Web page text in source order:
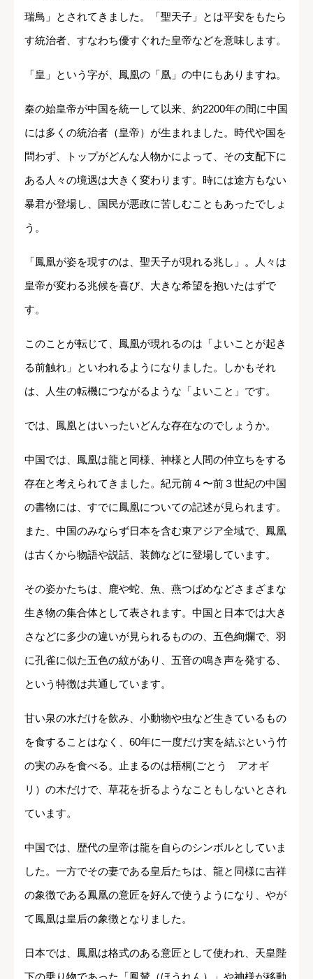
瑞鳥」とされてきました。「聖天子」とは平安をもたら
す統治者、すなわち優すぐれた皇帝などを意味します。
「皇」という字が、鳳凰の「凰」の中にもありますね。
秦の始皇帝が中国を統一して以来、約2200年の間に中国
には多くの統治者（皇帝）が生まれました。時代や国を
問わず、トップがどんな人物かによって、その支配下に
ある人々の境遇は大きく変わります。時には途方もない
暴君が登場し、国民が悪政に苦しむこともあったでしょ
う。
「鳳凰が姿を現すのは、聖天子が現れる兆し」。人々は
皇帝が変わる兆候を喜び、大きな希望を抱いたはずで
す。
このことが転じて、鳳凰が現れるのは「よいことが起き
る前触れ」といわれるようになりました。しかもそれ
は、人生の転機につながるような「よいこと」です。
では、鳳凰とはいったいどんな存在なのでしょうか。
中国では、鳳凰は龍と同様、神様と人間の仲立ちをする
存在と考えられてきました。紀元前４〜前３世紀の中国
の書物には、すでに鳳凰についての記述が見られます。
また、中国のみならず日本を含む東アジア全域で、鳳凰
は古くから物語や説話、装飾などに登場しています。
その姿かたちは、鹿や蛇、魚、燕つばめなどさまざまな
生き物の集合体として表されます。中国と日本では大き
さなどに多少の違いが見られるものの、五色絢爛で、羽
に孔雀に似た五色の紋があり、五音の鳴き声を発する、
という特徴は共通しています。
甘い泉の水だけを飲み、小動物や虫など生きているもの
を食することはなく、60年に一度だけ実を結ぶという竹
の実のみを食べる。止まるのは梧桐(ごとう アオギ
リ）の木だけで、草花を折るようなこともしないとされ
ています。
中国では、歴代の皇帝は龍を自らのシンボルとしていま
した。一方でその妻である皇后たちは、龍と同様に吉祥
の象徴である鳳凰の意匠を好んで使うようになり、やが
て鳳凰は皇后の象徴となりました。
日本では、鳳凰は格式のある意匠として使われ、天皇陛
下の乗り物であった「鳳輦（ほうれん）」や神様が移動